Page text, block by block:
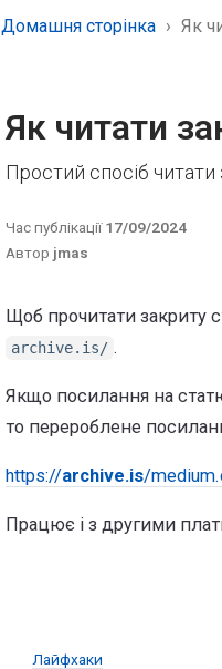
Домашня сторінка Як
Як читати
Простий спосіб читати
Час публікації17/09/2024
Автор jmas
Щоб прочитати закриту
archive.is/ .
Якщо посилання на
то перероблене
https://archive.is/
Працює і з другими
Лайфхаки